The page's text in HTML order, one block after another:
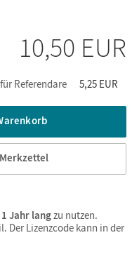
10,50 EUR
Referendare 5,25 EUR
1 Jahr langzu nutzen.
Der Lizenzcode kann in der